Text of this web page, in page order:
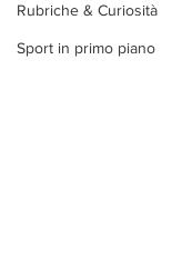
Rubriche & Curiosità
Sport in primo piano